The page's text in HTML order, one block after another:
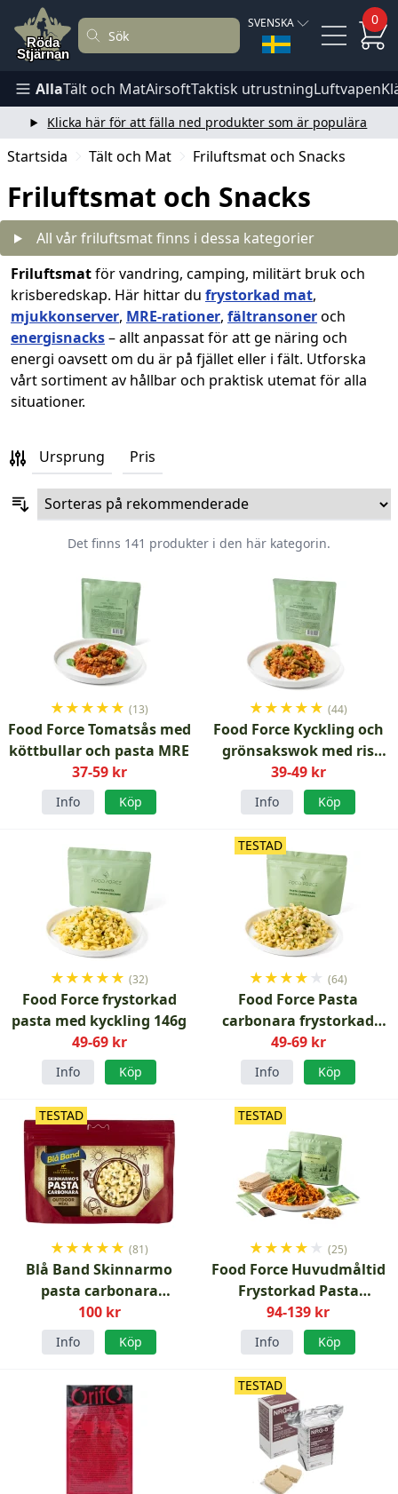
SVENSKA 0
AllaTält och MatAirsoftTaktisk utrustningLuftvapen
Klicka här för att fälla ned produkter som är populära
Startsida Tält och Mat Friluftsmat och Snacks
Friluftsmat och Snacks
All vår friluftsmat finns i dessa kategorier
Friluftsmatför vandring, camping, militärt bruk och
krisberedskap. Här hittar du frystorkad mat,
mjukkonserver, MRE-rationer, fältransoneroch
energisnacks– allt anpassat för att ge näring och
energi oavsett om du är på fjället eller i fält. Utforska
vårt sortiment av hållbar och praktisk utemat för alla
situationer.
Ursprung Pris
Det finns 141 produkter i den här kategorin.
★★★★★ (13)
Food Force Tomatsås med
köttbullar och pasta MRE
37-59 kr
Info Köp
★★★★★ (44)
Food Force Kyckling och
grönsakswok med ris
MRE
39-49 kr
Info Köp
★★★★★ (32)
Food Force frystorkad
pasta med kyckling 146g
49-69 kr
Info Köp
★★★★ ★ (64)
Food Force Pasta
carbonara frystorkad
150g
49-69 kr
TESTAD
Info Köp
★★★★★ (81)
Blå Band Skinnarmo
pasta carbonara
frystorkad
100 kr
TESTAD
Info Köp
★★★★ ★ (25)
Food Force Huvudmåltid
Frystorkad Pasta
Bolognese med tillbehör
94-139 kr
TESTAD
Info Köp
TESTAD